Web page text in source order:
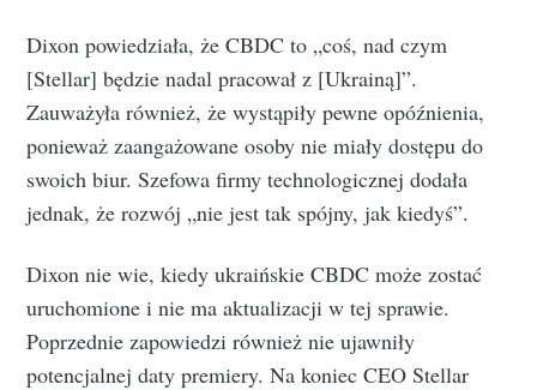
Dixon powiedziała, że CBDC to „coś, nad czym
[Stellar] będzie nadal pracował z [Ukrainą]”.
Zauważyła również, że wystąpiły pewne opóźnienia,
ponieważ zaangażowane osoby nie miały dostępu do
swoich biur. Szefowa firmy technologicznej dodała
jednak, że ​​rozwój „nie jest tak spójny, jak kiedyś”.
Dixon ​​nie wie, kiedy ukraińskie CBDC może zostać
uruchomione i nie ma aktualizacji w tej sprawie.
Poprzednie zapowiedzi również nie ujawniły
potencjalnej daty premiery. Na koniec CEO Stellar